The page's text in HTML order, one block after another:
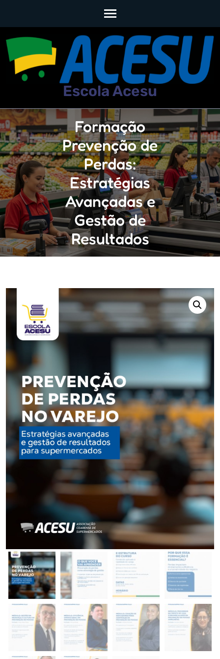
to
content
(Press
Escola Acesu
Formação
Prevenção de
Perdas:
Estratégias
Avançadas e
Gestão de
Resultados